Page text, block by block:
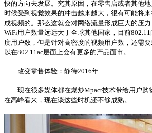
快的方向去发展。究其原因，在零售店或者其他
时候受到视觉效果的冲击越来越大，很有可能
成视频的。那么这就会对网络流量形成巨大的压力
WiFi用户数量远远大于全球其他国家，目前
度用户数，但是针对高密度的视频用户数，还需
以在802.11ac层面上会有更多的产品面市。
改变零售体验：静待2016年
现在很多媒体都在爆炒Mpact技术带给用户购物
在高峰看来，现在谈这些时机还不够成熟。